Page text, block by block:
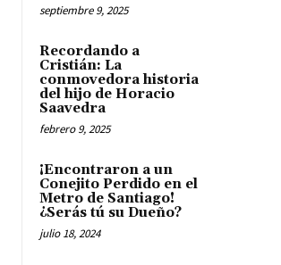
septiembre 9, 2025
Recordando a
Cristián: La
conmovedora historia
del hijo de Horacio
Saavedra
febrero 9, 2025
¡Encontraron a un
Conejito Perdido en el
Metro de Santiago!
¿Serás tú su Dueño?
julio 18, 2024